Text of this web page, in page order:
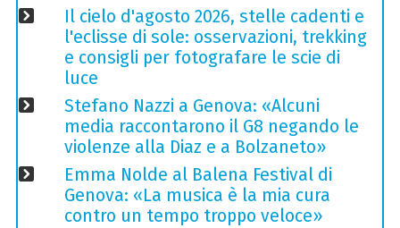
Il cielo d'agosto 2026, stelle cadenti e
l'eclisse di sole: osservazioni, trekking
e consigli per fotografare le scie di
luce
Stefano Nazzi a Genova: «Alcuni
media raccontarono il G8 negando le
violenze alla Diaz e a Bolzaneto»
Emma Nolde al Balena Festival di
Genova: «La musica è la mia cura
contro un tempo troppo veloce»